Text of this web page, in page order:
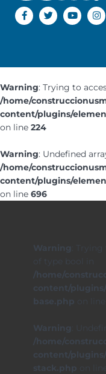
Warning: Trying to
/home/
content/plugins/
on line 224
Warning: Undefined
/home/
content/plugins/
on line 696
Warning: Trying
of type bool in
/home/
content/
base.php on line
Warning:
/home/
content/
stack.php on line